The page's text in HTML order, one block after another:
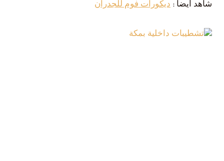
شاهد أيضا : ديكورات فوم للجدران